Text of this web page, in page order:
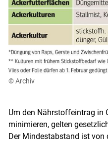
© Archiv
Um den Nährstoffeintrag in
minimieren, gelten
Der Mindestabstand ist von